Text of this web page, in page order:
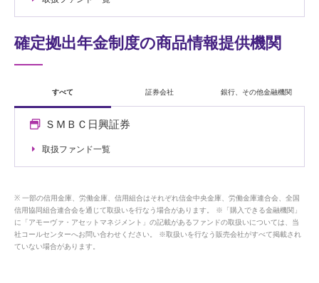
確定拠出年金制度の商品情報提供機関
すべて 証券会社 銀行、その他金融機関
ＳＭＢＣ日興証券
取扱ファンド一覧
一部の信用金庫、労働金庫、信用組合はそれぞれ信金中央金庫、労働金庫連合会、全国
信用協同組合連合会を通じて取扱いを行なう場合があります。 ※「購入できる金融機関」
に「アモーヴァ・アセットマネジメント」の記載があるファンドの取扱いについては、当
社コールセンターへお問い合わせください。 ※取扱いを行なう販売会社がすべて掲載され
ていない場合があります。